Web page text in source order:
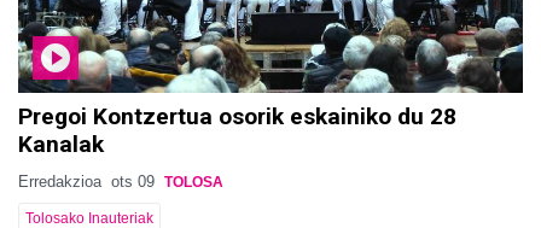
Pregoi Kontzertua osorik eskainiko du 28
Kanalak
Erredakzioa ots 09 TOLOSA
Tolosako Inauteriak